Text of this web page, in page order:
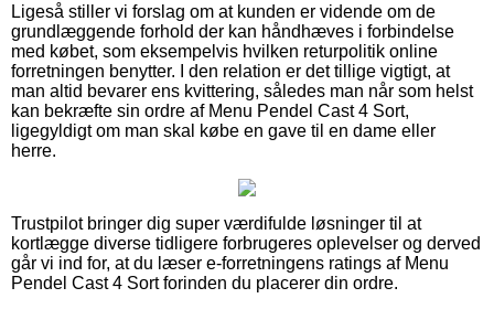
Ligeså stiller vi forslag om at kunden er vidende om de
grundlæggende forhold der kan håndhæves i forbindelse
med købet, som eksempelvis hvilken returpolitik online
forretningen benytter. I den relation er det tillige vigtigt, at
man altid bevarer ens kvittering, således man når som helst
kan bekræfte sin ordre af Menu Pendel Cast 4 Sort,
ligegyldigt om man skal købe en gave til en dame eller
herre.
Trustpilot bringer dig super værdifulde løsninger til at
kortlægge diverse tidligere forbrugeres oplevelser og derved
går vi ind for, at du læser e-forretningens ratings af Menu
Pendel Cast 4 Sort forinden du placerer din ordre.